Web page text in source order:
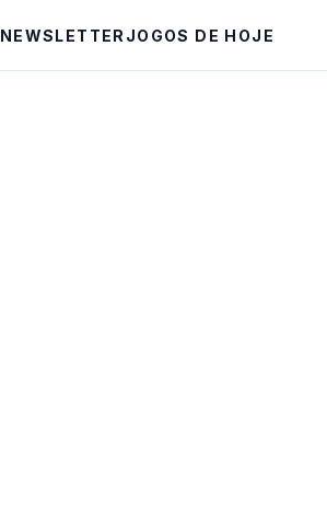
NEWSLETTER JOGOS DE HOJE